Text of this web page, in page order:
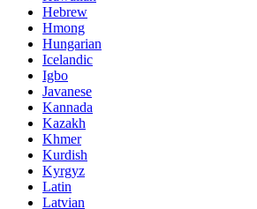
Hebrew
Hmong
Hungarian
Icelandic
Igbo
Javanese
Kannada
Kazakh
Khmer
Kurdish
Kyrgyz
Latin
Latvian